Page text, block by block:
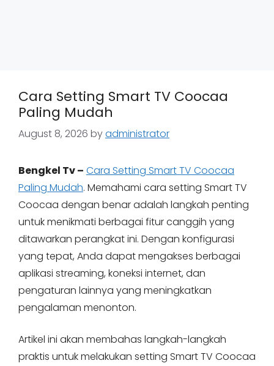
Cara Setting Smart TV Coocaa
Paling Mudah
August 8, 2026 byadministrator
Bengkel Tv – Cara Setting Smart TV Coocaa
Paling Mudah. Memahami cara setting Smart TV
Coocaa dengan benar adalah langkah penting
untuk menikmati berbagai fitur canggih yang
ditawarkan perangkat ini. Dengan konfigurasi
yang tepat, Anda dapat mengakses berbagai
aplikasi streaming, koneksi internet, dan
pengaturan lainnya yang meningkatkan
pengalaman menonton.
Artikel ini akan membahas langkah-langkah
praktis untuk melakukan setting Smart TV Coocaa